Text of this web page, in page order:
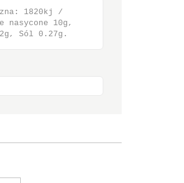
1820kj /
nasycone 10g,
Sól 0.27g.